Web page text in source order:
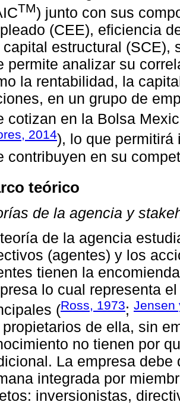
TM) junto con sus
(CEE), eficiencia
capital estructural (SCE),
permite analizar su
la rentabilidad, la
en un grupo de
cotizan en la Bolsa
2014), lo que
contribuyen en su
teórico
de la agencia y
de la agencia
(agentes) y los
tienen la
lo cual representa
(Ross, 1973; Jensen
de ella, sin
no tienen por
La empresa
integrada por
inversionistas,